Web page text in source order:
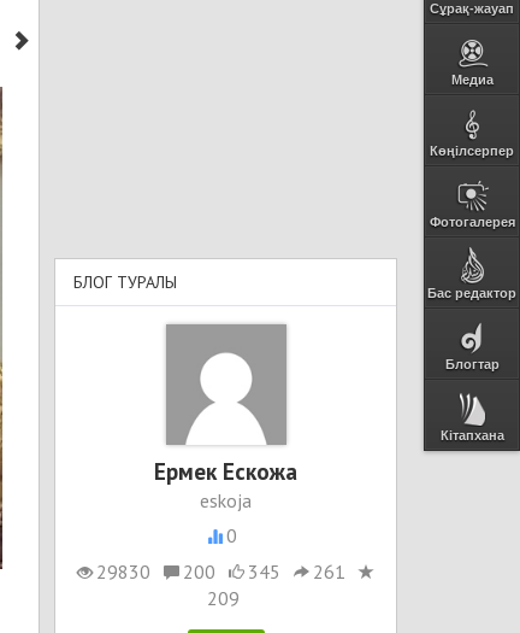
Сұрақ-жауап
Медиа
Көңілсерпер
Фотогалерея
Бас редактор
Блогтар
Кітапхана
БЛОГ ТУРАЛЫ
Ермек Ескожа
eskoja
0
29830
200 345
261
209